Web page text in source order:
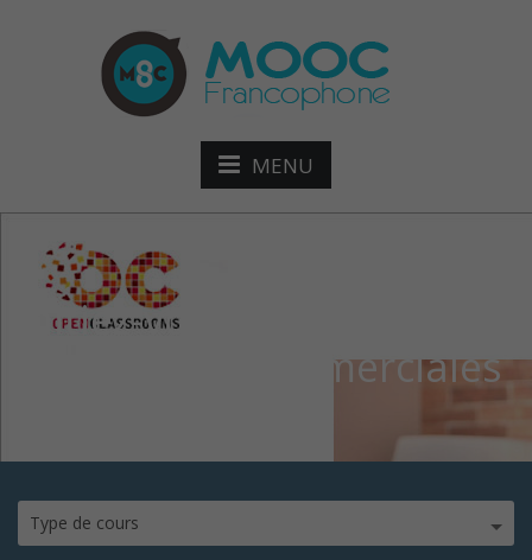
MENU
initiez-vous aux
techniques commerciales
Type de cours